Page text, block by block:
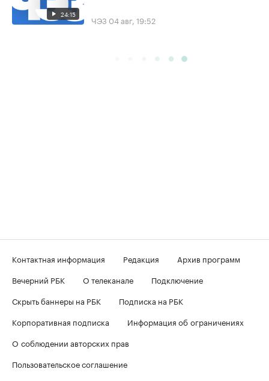
24:15 ЧЭЗ 04 авг, 19:52
Контактная информация Редакция
Архив программ
Вечерний РБК
О телеканале
Подключение
Скрыть баннеры на РБК
Подписка на РБК
Корпоративная подписка
Информация об ограничениях
О соблюдении авторских прав
Пользовательское соглашение